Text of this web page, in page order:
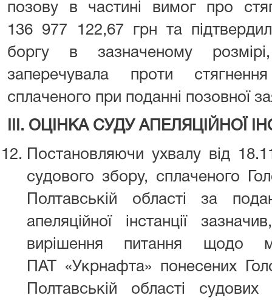
позову в частині вимог про
136 977 122,67 грн та
боргу в зазначеному
заперечувала проти
сплаченого при поданні позовної
ІІІ. ОЦІНКА СУДУ АПЕЛЯЦІЙНОЇ
Постановляючи ухвалу від
судового збору, сплаченого
Полтавській області за
апеляційної інстанції
вирішення питання щодо
ПАТ «Укрнафта» понесених
Полтавській області